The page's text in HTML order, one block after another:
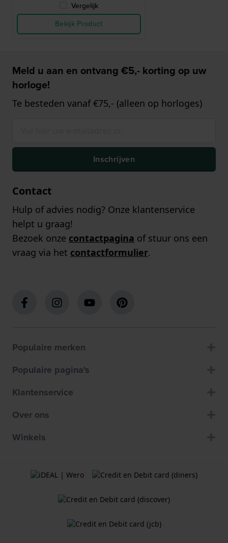
Vergelijk
Bekijk Product
Meld u aan en ontvang €5,- korting op uw
horloge!
Te besteden vanaf €75,- (alleen op horloges)
Inschrijven
Contact
Hulp of advies nodig? Onze klantenservice
helpt u graag!
Bezoek onze contactpagina of stuur ons een
vraag via het contactformulier.
Populaire merken
Populaire pagina's
Klantenservice
Over ons
Winkels